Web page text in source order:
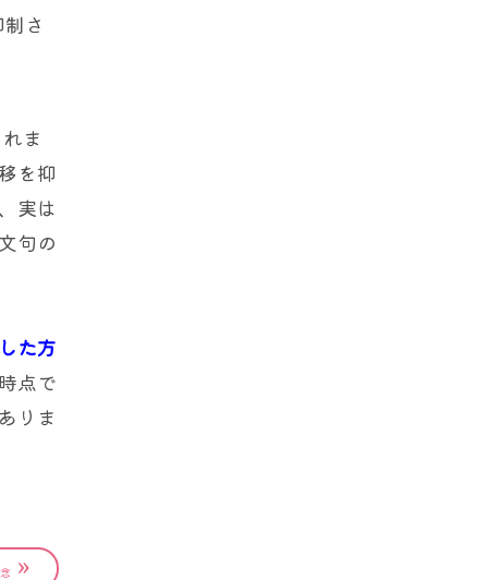
さ
ま
を抑
実は
句の
た方
点で
りま
»